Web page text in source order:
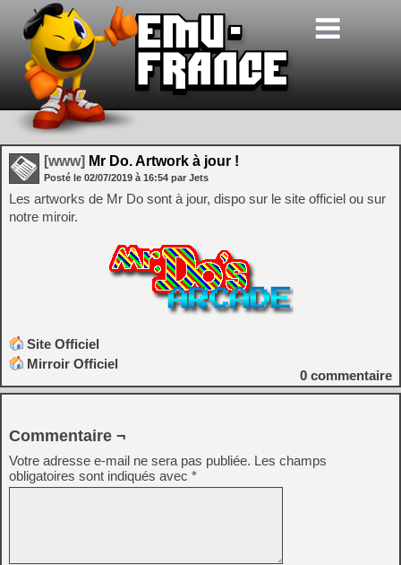
[www] Mr Do. Artwork à jour !
Posté le 02/07/2019 à 16:54 par Jets
Les artworks de Mr Do sont à jour, dispo sur le site officiel ou sur
notre miroir.
Site Officiel
Mirroir Officiel
0 commentaire
Commentaire ¬
Votre adresse e-mail ne sera pas publiée. Les champs
obligatoires sont indiqués avec *